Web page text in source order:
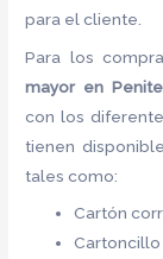
para el cliente.
Para los
mayor en
con los
tienen
tales como:
Cartón
Cartoncillo